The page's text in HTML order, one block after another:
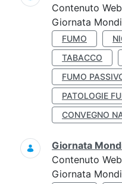
Contenuto Web
Giornata
FUMO
TABACCO
FUMO
PATOLOGIE
CONVEGNO
Giornata
Contenuto Web
Giornata